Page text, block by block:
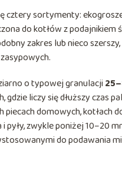
cztery sortymenty:
do kotłów z
zakres lub nieco szerszy,
o typowej granulacji
liczy się dłuższy czas
piecach domowych, kotłach
zwykle poniżej 10–20
do podawania